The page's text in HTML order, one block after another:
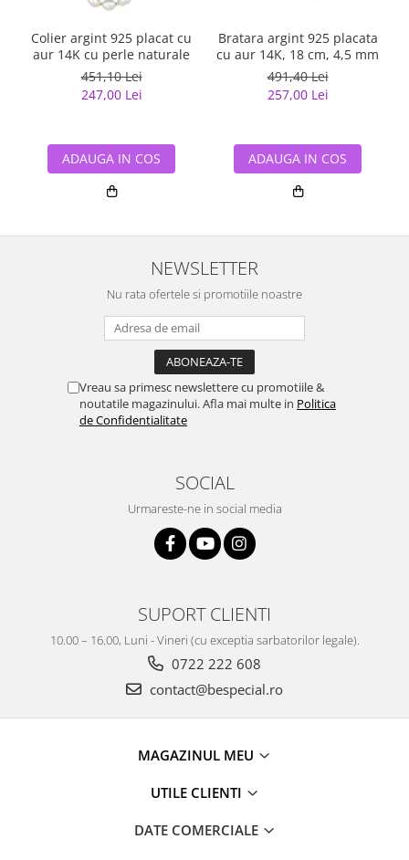
Colier argint 925 placat cu
aur 14K cu perle naturale
451,10 Lei
247,00 Lei
ADAUGA IN COS
Bratara argint 925 placata
cu aur 14K, 18 cm, 4,5 mm
491,40 Lei
257,00 Lei
ADAUGA IN COS
NEWSLETTER
Nu rata ofertele si promotiile noastre
Vreau sa primesc newslettere cu promotiile &
noutatile magazinului. Afla mai multe in Politica
de Confidentialitate
SOCIAL
Urmareste-ne in social media
SUPORT CLIENTI
10.00 – 16.00, Luni - Vineri (cu exceptia sarbatorilor legale).
0722 222 608
contact@bespecial.ro
MAGAZINUL MEU
UTILE CLIENTI
DATE COMERCIALE